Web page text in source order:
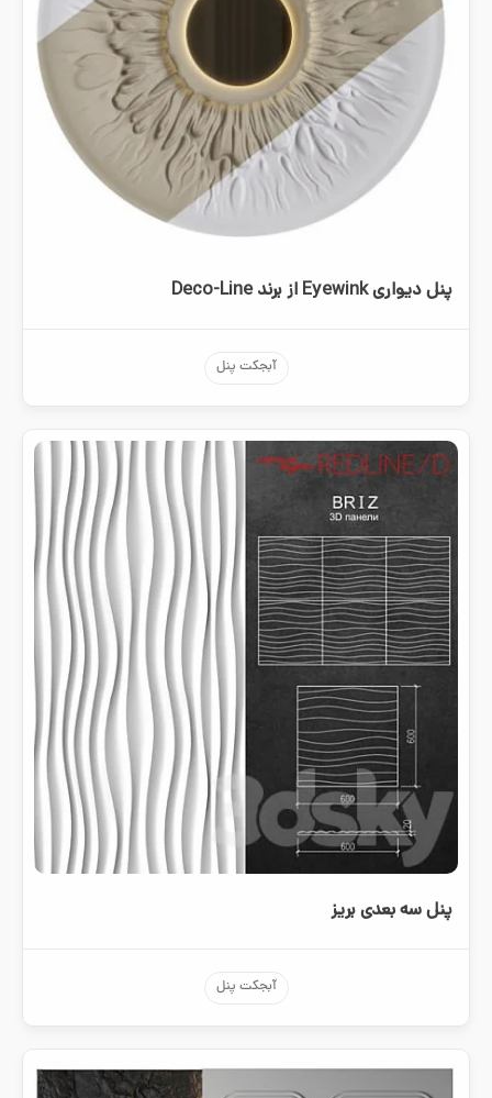
پنل دیواری Eyewink از برند Deco-Line
آبجکت پنل
پنل سه بعدی بریز
آبجکت پنل